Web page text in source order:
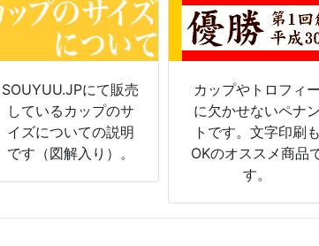
SOUYUU.JPにて販売
しているカップのサ
イズについての説明
です（図解入り）。
カップやトロフィー
に欠かせないペナン
トです。文字印刷も
OKのオススメ商品
す。